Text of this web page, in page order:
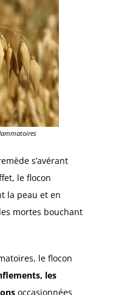
s’avérant
le flocon
la peau et en
mortes bouchant
le flocon
les
occasionnées